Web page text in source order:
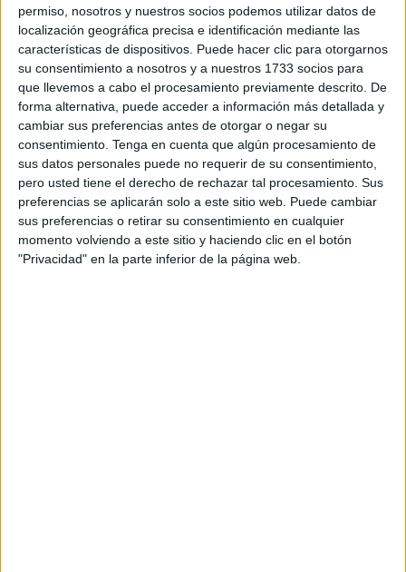
permiso, nosotros y nuestros socios podemos utilizar datos de
localización geográfica precisa e identificación mediante las
características de dispositivos. Puede hacer clic para otorgarnos
su consentimiento a nosotros y a nuestros 1733 socios para
que llevemos a cabo el procesamiento previamente descrito. De
forma alternativa, puede acceder a información más detallada y
cambiar sus preferencias antes de otorgar o negar su
consentimiento. Tenga en cuenta que algún procesamiento de
sus datos personales puede no requerir de su consentimiento,
pero usted tiene el derecho de rechazar tal procesamiento. Sus
preferencias se aplicarán solo a este sitio web. Puede cambiar
sus preferencias o retirar su consentimiento en cualquier
momento volviendo a este sitio y haciendo clic en el botón
"Privacidad" en la parte inferior de la página web.
Cruz también ha hablado de los diversos atractivos
turísticos, a “espectaculares kilómetros de costas”, además
de un “riquísimo patrimonio” sin dejar de nombrar “el idílico
parque en pleno centro de la ciudad”, para hablar del
escenario de “una prueba por equipos inolvidable”.
“¡Viva Ceuta!, ¡viva los caballas!”, han gritado los
concursantes ya en el Parque Marítimo, donde los equipos
han quedado conformados. Pepe Rodríguez ha estado a
cargo del equipo rojo, Laura Londoño, Eduardo Casanova,
Miguel Diosdado, César Cadaval, Tania Llasera y Palito
Dominguín.